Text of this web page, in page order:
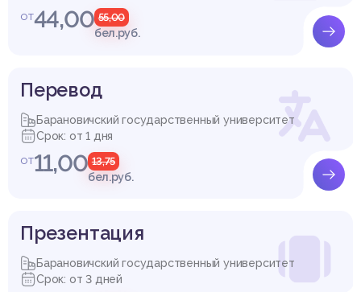
от44,00 55,00
бел.руб.
Перевод
Барановичский государственный университет
Срок: от 1 дня
от11,00 13,75
бел.руб.
Презентация
Барановичский государственный университет
Срок: от 3 дней